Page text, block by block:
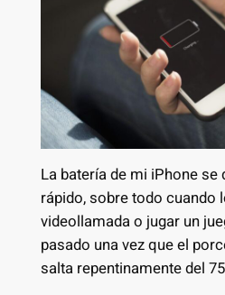
La batería de mi iPhone se
rápido, sobre todo cuando
videollamada o jugar un
pasado una vez que el
salta repentinamente del